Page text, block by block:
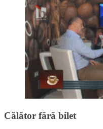
Călător fără bilet